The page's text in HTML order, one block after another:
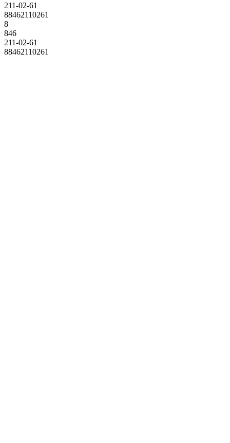
211-02-61
88462110261
8
846
211-02-61
88462110261